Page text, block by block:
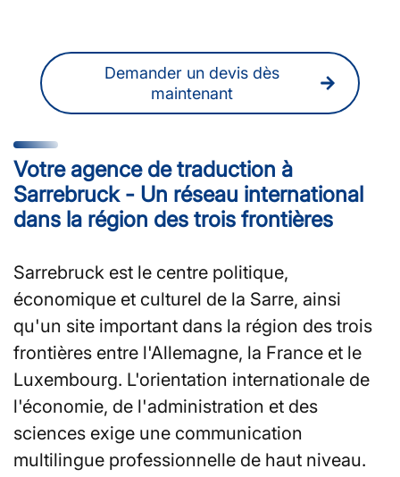
Demander un devis dès
maintenant
Votre agence de traduction à
Sarrebruck - Un réseau international
dans la région des trois frontières
Sarrebruck est le centre politique,
économique et culturel de la Sarre, ainsi
qu'un site important dans la région des trois
frontières entre l'Allemagne, la France et le
Luxembourg. L'orientation internationale de
l'économie, de l'administration et des
sciences exige une communication
multilingue professionnelle de haut niveau.